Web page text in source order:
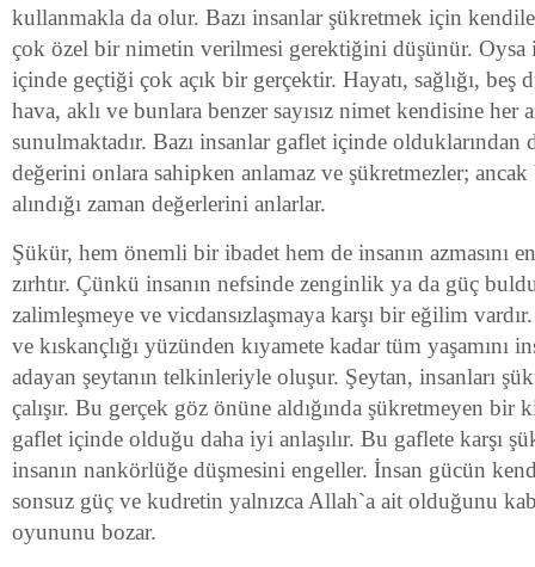
kullanmakla da olur. Bazı insanlar şükretmek için
çok özel bir nimetin verilmesi gerektiğini düşünür. Oysa
içinde geçtiği çok açık bir gerçektir. Hayatı, sağlığı, beş
hava, aklı ve bunlara benzer sayısız nimet kendisine her
sunulmaktadır. Bazı insanlar gaflet içinde olduklarından
değerini onlara sahipken anlamaz ve şükretmezler;
alındığı zaman değerlerini anlarlar.
Şükür, hem önemli bir ibadet hem de insanın azmasını
zırhtır. Çünkü insanın nefsinde zenginlik ya da güç
zalimleşmeye ve vicdansızlaşmaya karşı bir eğilim
ve kıskançlığı yüzünden kıyamete kadar tüm yaşamını
adayan şeytanın telkinleriyle oluşur. Şeytan, insanları
çalışır. Bu gerçek göz önüne aldığında şükretmeyen bir
gaflet içinde olduğu daha iyi anlaşılır. Bu gaflete karşı
insanın nankörlüğe düşmesini engeller. İnsan gücün
sonsuz güç ve kudretin yalnızca Allah`a ait olduğunu
oyununu bozar.